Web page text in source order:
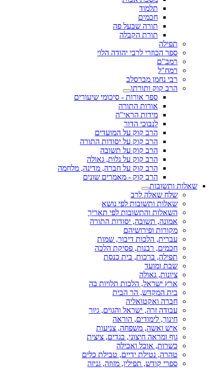
תלמוד
חכמים
תורה שבעל פה
תורת הקבלה
תפילה
ספר הכוזרי לרבי יהודה הלוי
רמב"ם
רמח"ל
רבי נחמן מברסלב
הרב קוק ותורתו
ספר אורות - סיכומי שיעורים
אורות התורה
מידות הראי"ה
לנבוכי הדור
הרב קוק על המועדים
הרב קוק על יסודות התורה
הרב קוק על תשובה
הרב קוק על גלות, גאולה
הרב קוק על חברה, מדינה, מלחמה
הרב קוק - מאמרים שונים
שאלות ותשובות
שלח שאלה לרב
שאלות ותשובות לפי נושא
השאלות והתשובות לפי תאריך
אמונה, תשובה, יסודות התורה
מקורות ופירושיהם
עברית, הלכות דיבור, שמות
חכמים, רבנות, פסיקת הלכה
תפילה, ברכות, בית כנסת
שבת ומועד
ציונות, גאולה
ארץ ישראל, הלכות תלויות בה
בית המקדש, הר הבית
חברה ואקטואליה
עבודה זרה, ישראל והגוים, גיור
חינוך, לימודים, הוראה
איש ואשה, משפחה, צניעות
גוף ומראה חיצוני, בגדים, ציצית
כשרות, אוכל ואכילה
טהרה, נטילת ידיים, טבילת כלים
ספרי קודש, תפילין, מזוזה, גניזה